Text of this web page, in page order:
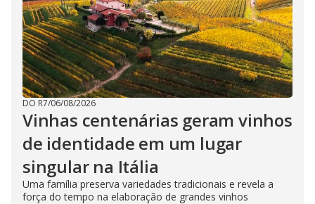
DO R7/06/08/2026
Vinhas centenárias geram vinhos
de identidade em um lugar
singular na Itália
Uma família preserva variedades tradicionais e revela a
força do tempo na elaboração de grandes vinhos